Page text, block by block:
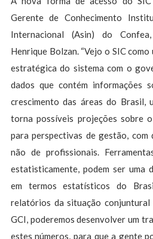
Gerente de Conhecimento
Internacional (Asin) do
Henrique Bolzan. “Vejo o SIC
estratégica do sistema com o
dados que contém informações
crescimento das áreas do Brasil,
torna possíveis projeções sobre
para perspectivas de gestão,
não de profissionais.
estatisticamente, podem ser uma
em termos estatísticos do
relatórios da situação conjuntural
GCI, poderemos desenvolver um
estes números, para que a gente